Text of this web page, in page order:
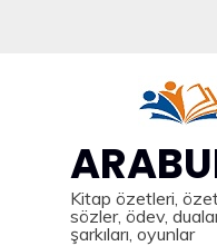
Kitap özetleri,
sözler, ödev,
şarkıları, oyunlar